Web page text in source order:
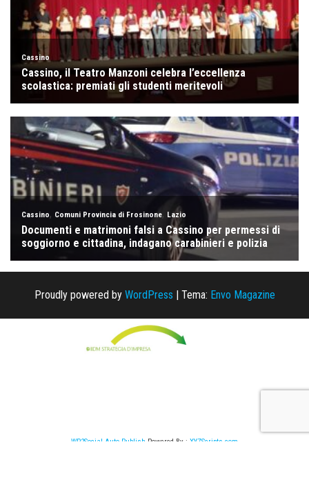
Proudly powered by WordPress | Tema: Envo Magazine
WP2Social Auto Publish Powered By : XYZScripts.com